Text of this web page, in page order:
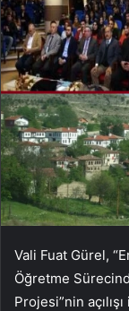
Vali Fuat Gürel,
Öğretme
Projesi”nin